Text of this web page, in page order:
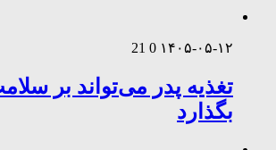
۱۴۰۵-۰۵-۱۲ 0
21
تغذیه پدر می‌تواند بر
بگذارد